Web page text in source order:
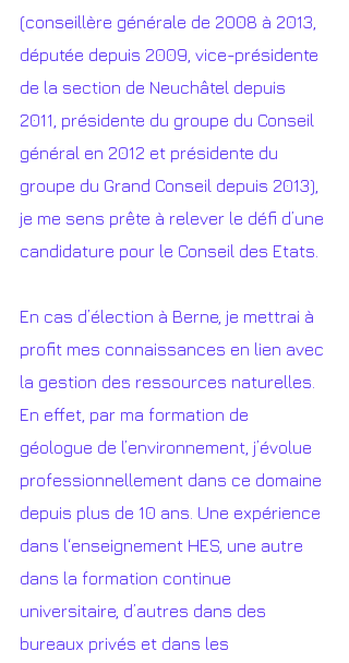
(conseillère générale de 2008 à 2013,
députée depuis 2009, vice-présidente
de la section de Neuchâtel depuis
2011, présidente du groupe du Conseil
général en 2012 et présidente du
groupe du Grand Conseil depuis 2013),
je me sens prête à relever le défi d’une
candidature pour le Conseil des Etats.
En cas d’élection à Berne, je mettrai à
profit mes connaissances en lien avec
la gestion des ressources naturelles.
En effet, par ma formation de
géologue de l’environnement, j’évolue
professionnellement dans ce domaine
depuis plus de 10 ans. Une expérience
dans l‘enseignement HES, une autre
dans la formation continue
universitaire, d’autres dans des
bureaux privés et dans les